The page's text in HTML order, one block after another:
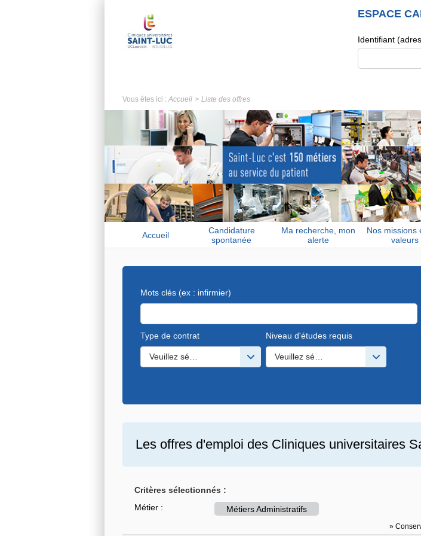
ESPACE
Identifiant
Vous êtes ici : Accueil Liste des offres
Accueil
Candidature
spontanée
Ma recherche, mon
alerte
Nos missions
valeurs
Mots clés (ex : infirmier)
Type de contrat
Veuillez sélectionner une ou des valeurs
Niveau d'études requis
Veuillez sélectionner une ou des valeurs
Les offres d'emploi des Cliniques universitaires
Critères sélectionnés :
Métier :
Métiers Administratifs
»